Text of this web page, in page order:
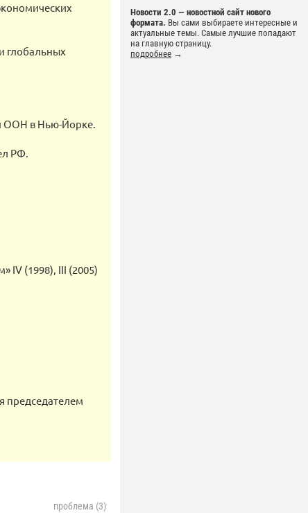
Новости 2.0 — новостной сайт нового
формата. Вы сами выбираете интересные и
актуальные темы. Самые лучшие попадают
на главную страницу.
подробнее →
глобальных
ООН в Нью-Йорке.
РФ.
IV (1998), III (2005)
председателем
проблема (3)